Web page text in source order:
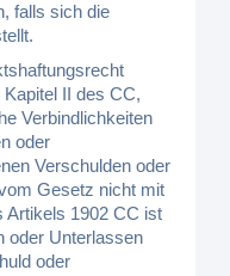
falls sich die
II des CC,
Verbindlichkeiten
oder
Verschulden oder
Gesetz nicht mit
Artikels 1902 CC ist
oder Unterlassen
oder